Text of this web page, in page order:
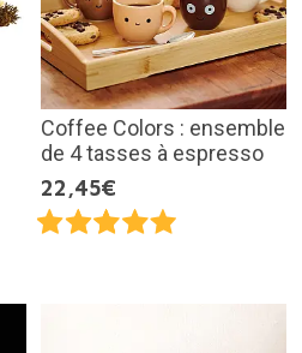
Coffee Colors : ensemble
de 4 tasses à espresso
22,45€